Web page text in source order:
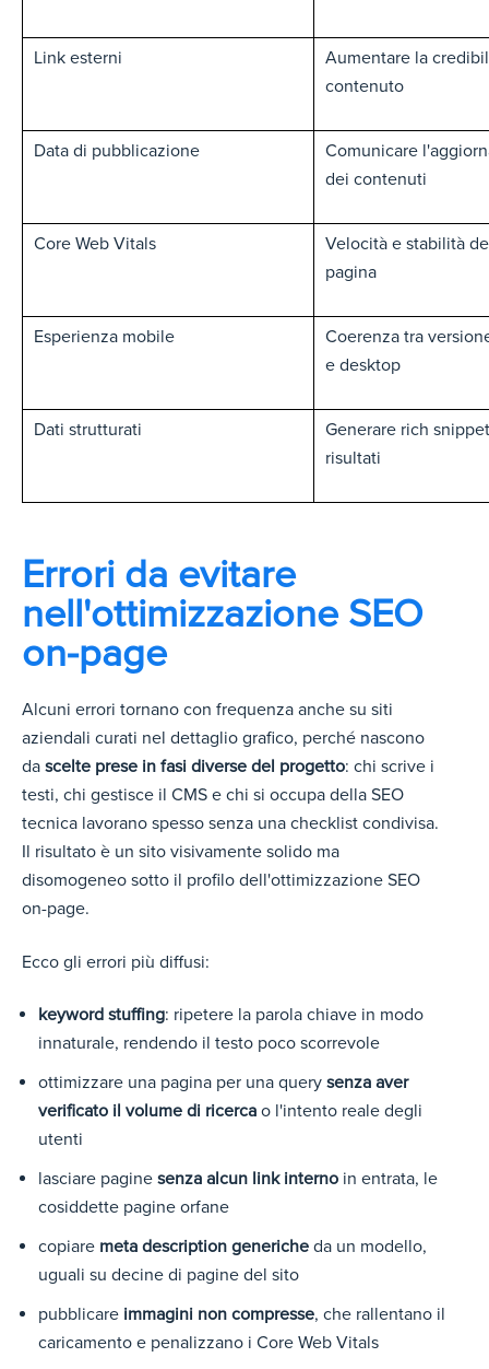
Link esterni
Aumentare la
contenuto
Data di pubblicazione
Comunicare
dei contenuti
Core Web Vitals
Velocità e stabilità
pagina
Esperienza mobile
Coerenza tra
e desktop
Dati strutturati
Generare rich
risultati
Errori da evitare
nell'ottimizzazione SEO
on-page
Alcuni errori tornano con frequenza anche su siti
aziendali curati nel dettaglio grafico, perché nascono
da scelte prese in fasi diverse del progetto: chi scrive i
testi, chi gestisce il CMS e chi si occupa della SEO
tecnica lavorano spesso senza una checklist condivisa.
Il risultato è un sito visivamente solido ma
disomogeneo sotto il profilo dell'ottimizzazione SEO
on-page.
Ecco gli errori più diffusi:
keyword stuffing: ripetere la parola chiave in modo
innaturale, rendendo il testo poco scorrevole
ottimizzare una pagina per una query senza aver
verificato il volume di ricerca o l'intento reale degli
utenti
lasciare pagine senza alcun link interno in entrata, le
cosiddette pagine orfane
copiare meta description generiche da un modello,
uguali su decine di pagine del sito
pubblicare immagini non compresse, che rallentano il
caricamento e penalizzano i Core Web Vitals